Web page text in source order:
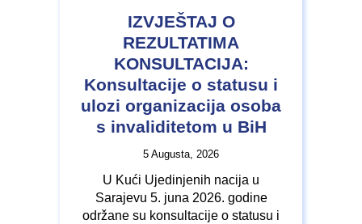
IZVJEŠTAJ O
REZULTATIMA
KONSULTACIJA:
Konsultacije o statusu i
ulozi organizacija osoba
s invaliditetom u BiH
5 Augusta, 2026
U Kući Ujedinjenih nacija u
Sarajevu 5. juna 2026. godine
održane su konsultacije o statusu i